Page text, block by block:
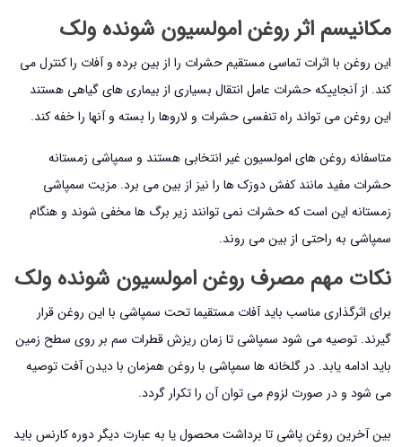
مکانیسم اثر روغن امولسیون شونده ولک
این روغن با اثرات تماسی مستقیم حشرات را از بین برده و آفات را کنترل می
کند. از آنجاییکه حشرات عامل انتقال بسیاری از بیماری های گیاهی هستند
این روغن می تواند راه تنفسی حشرات و لاروها را بسته و آنها را خفه کند.
متاسفانه روغن های امولسیون غیر انتخابی هستند و سمپاشی زمستانه
حشرات مفید مانند کفش دوزک ها را نیز از بین می برد. مزیت سمپاشی
زمستانه این است که حشرات نمی توانند زیر برگ ها مخفی شوند و هنگام
سمپاشی به راحتی از بین می روند.
نکات مهم مصرف روغن امولسیون شونده ولک
برای اثرگذاری مناسب باید آفات مستقیما تحت سمپاشی با این روغن قرار
گیرند. توصیه می شود سمپاشی تا زمان ریزش قطرات سم بر روی سطح زمین
باید ادامه یابد. در گلخانه ها سمپاشی با روغن همزمان با دیدن آفت توصیه
می شود و در صورت لزوم می توان آن را تکرار گردد.
بین آخرین روغن پاشی تا برداشت محصول یا به عبارت دیگر دوره کارنس باید